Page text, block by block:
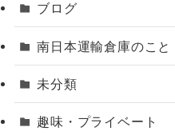
ブログ
南日本運輸倉庫のこと
未分類
趣味・プライベート